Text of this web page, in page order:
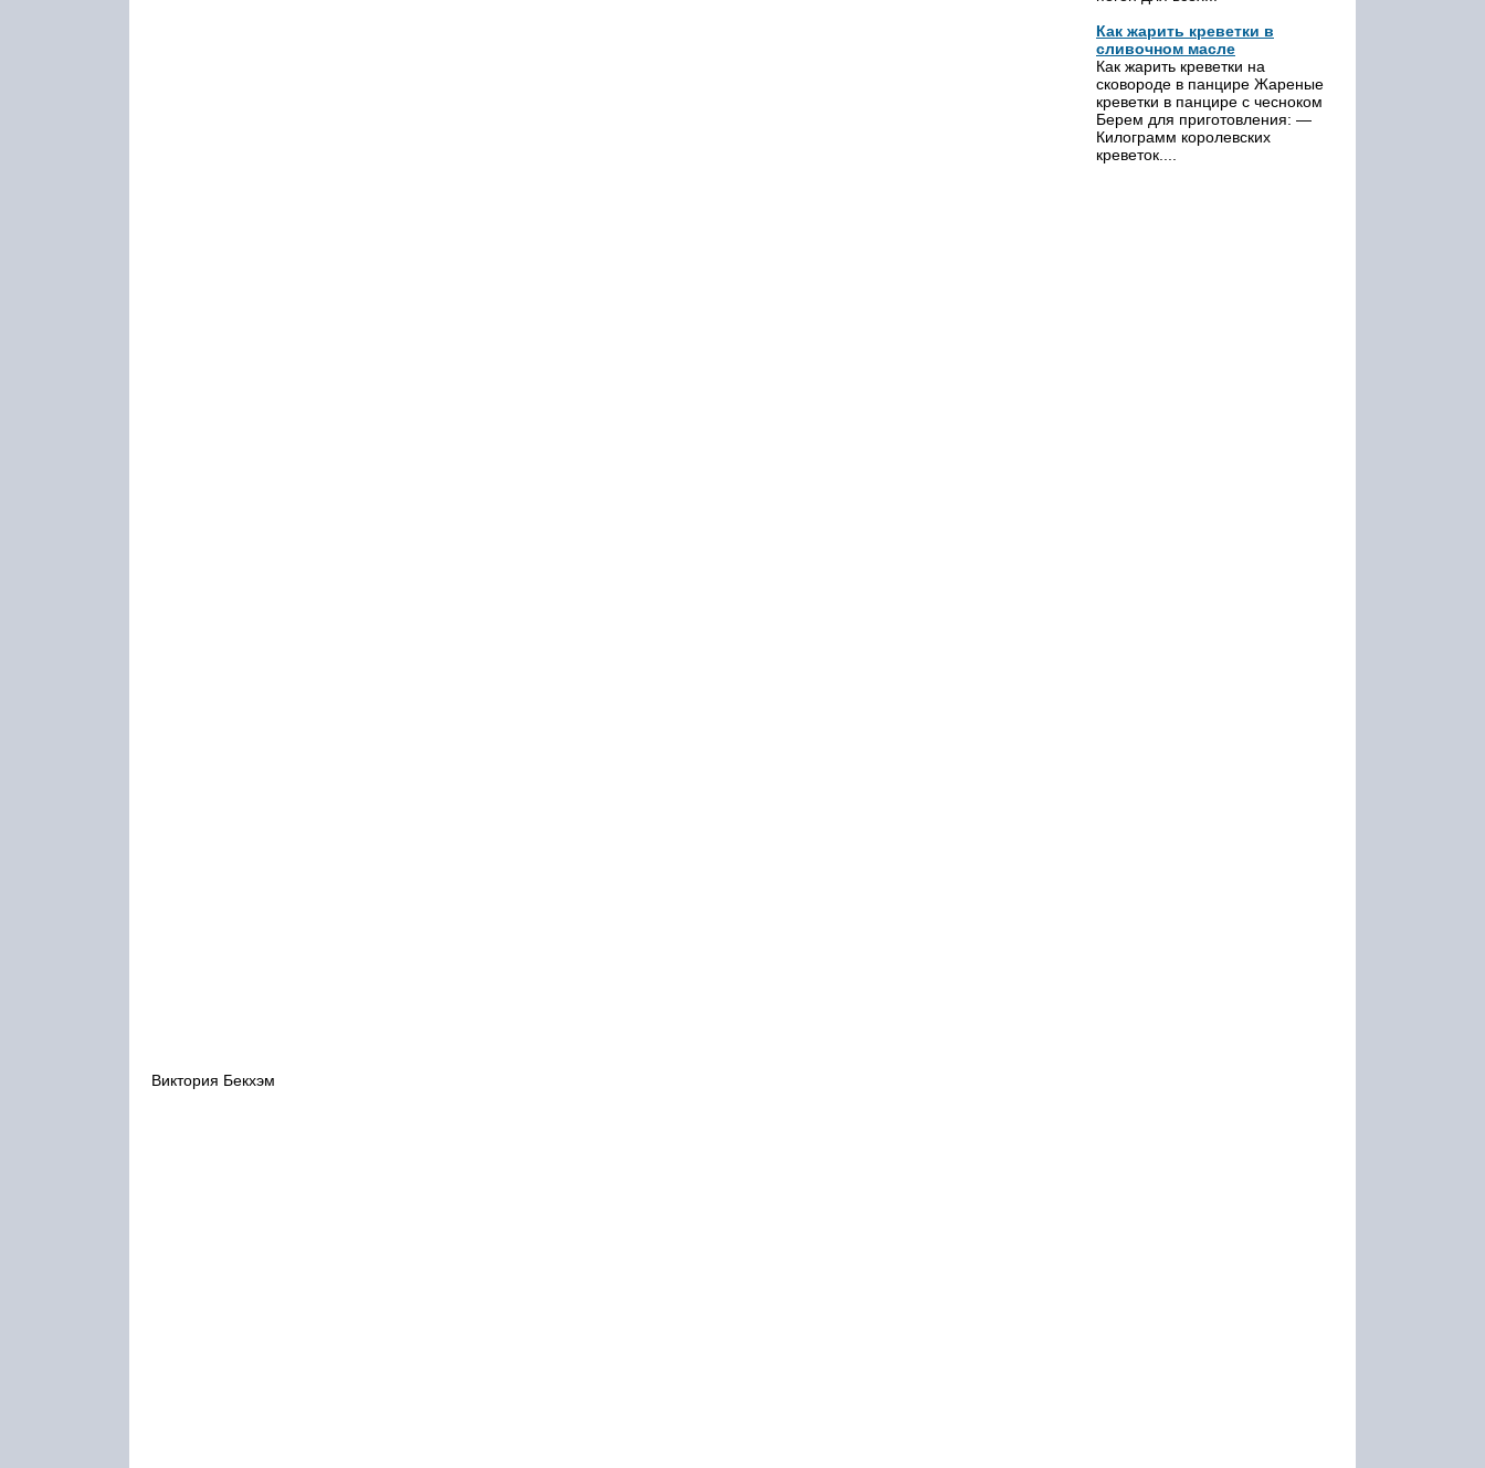
Виктория Бекхэм
Как жарить креветки в
сливочном масле
Как жарить креветки на
сковороде в панцире Жареные
креветки в панцире с чесноком
Берем для приготовления: —
Килограмм королевских
креветок....